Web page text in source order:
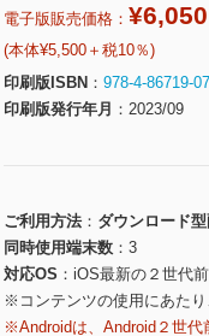
電子版販売価格： ¥6,050
(本体¥5,500＋税10％)
印刷版ISBN
978-4-86719-
印刷版発行年月
2023/09
ご利用方法
ダウンロード型
同時使用端末数
3
対応OS
iOS最新の２世代
※コンテンツの使用にあた
※Androidは、Android２世代